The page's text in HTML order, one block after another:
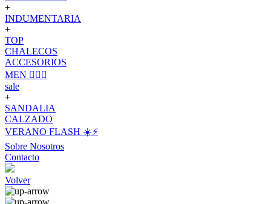
+
INDUMENTARIA
+
TOP
CHALECOS
ACCESORIOS
MEN 🙋🏽‍♂️
sale
+
SANDALIA
CALZADO
VERANO FLASH ☀️⚡️
Sobre Nosotros
Contacto
Volver